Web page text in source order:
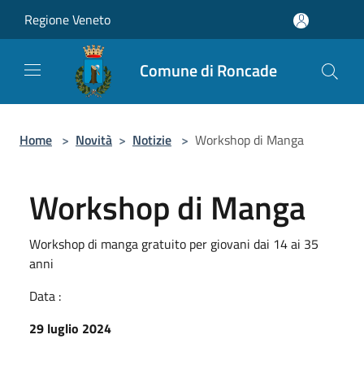
Regione Veneto
Comune di Roncade
Home > Novità > Notizie > Workshop di Manga
Workshop di Manga
Workshop di manga gratuito per giovani dai 14 ai 35
anni
Data :
29 luglio 2024